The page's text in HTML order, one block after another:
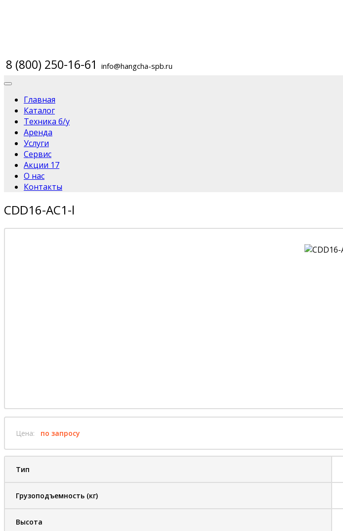
8 (800) 250-16-61 info@hangcha-spb.ru
Главная
Каталог
Техника б/у
Аренда
Услуги
Сервис
Акции 17
О нас
Контакты
CDD16-AC1-l
Цена: по запросу
Тип
Грузоподъемность (кг)
Высота